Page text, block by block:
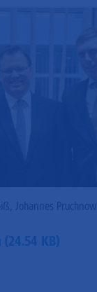
Johannes Pruchnow
KB)